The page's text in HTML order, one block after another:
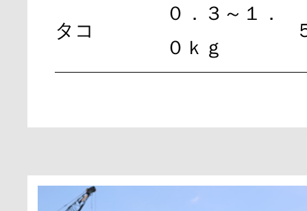
タコ
０．３～１．
０ｋｇ